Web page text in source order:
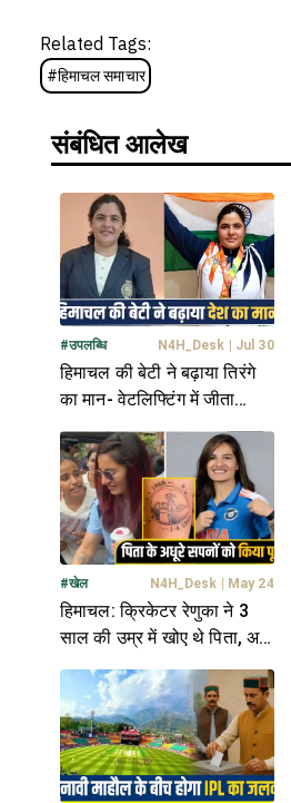
Related Tags:
#हिमाचल समाचार
संबंधित आलेख
#उपलब्धि N4H_Desk Jul 30
हिमाचल की बेटी ने बढ़ाया तिरंगे
का मान- वेटलिफ्टिंग में जीता
गोल्ड, पिता का सपना किया
साकार
#खेल N4H_Desk May 24
हिमाचल: क्रिकेटर रेणुका ने 3
साल की उम्र में खोए थे पिता, अब
उनकी याद को बाजू पर उकेरा; दी
अनोखी श्रद्धांजली